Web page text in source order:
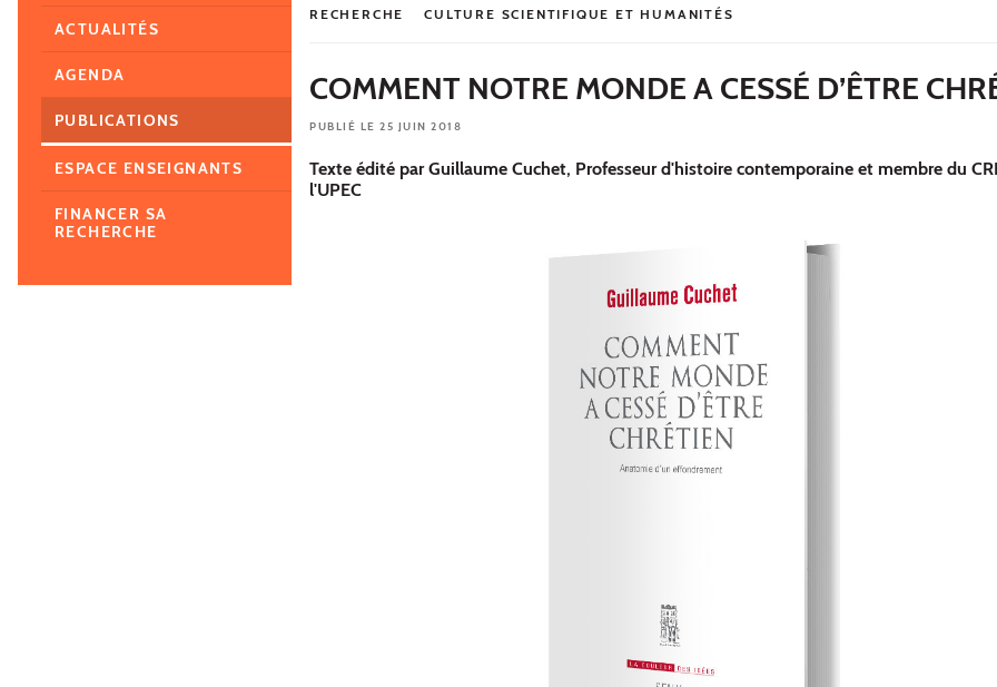
RECHERCHE CULTURE SCIENTIFIQUE ET HUMANITÉS
COMMENT NOTRE MONDE A CESSÉ D’ÊTRE
PUBLIÉ LE 25 JUIN 2018
Texte édité par Guillaume Cuchet, Professeur d'histoire contemporaine et membre du
l'UPEC
ACTUALITÉS
AGENDA
PUBLICATIONS
ESPACE ENSEIGNANTS
FINANCER SA
RECHERCHE